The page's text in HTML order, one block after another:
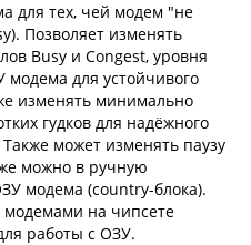
для тех, чей модем "не
Позволяет изменять
Busy и Congest, уровня
для устойчивого
изменять минимально
гудков для надёжного
может изменять паузу
можно в ручную
модема (country-блока).
модемами на чипсете
работы с ОЗУ.